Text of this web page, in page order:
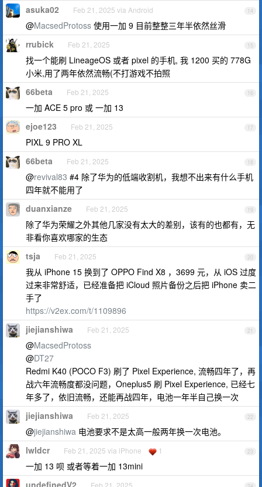
14
asuka02 Feb 21, 2025 via Android
@MacsedProtoss 使用一加 9 目前整整三年半依然丝滑
15
rrubick Feb 21, 2025
找一个能刷 LineageOS 或者 pixel 的手机, 我 1200 买的 778G
小米,用了两年依然流畅(不打游戏不拍照
16
66beta Feb 21, 2025
一加 ACE 5 pro 或 一加 13
17
ejoe123 Feb 21, 2025
PIXL 9 PRO XL
18
66beta Feb 21, 2025
@revival83 #4 除了华为的低端收割机，我想不出来有什么手机
四年就不能用了
19
duanxianze Feb 21, 2025
除了华为荣耀之外其他几家没有太大的差别，该有的也都有，无
非看你喜欢哪家的生态
20
tsja Feb 21, 2025
我从 iPhone 15 换到了 OPPO Find X8 ，3699 元，从 iOS 过度
过来非常舒适，已经准备把 iCloud 照片备份之后把 iPhone 卖二
手了
https://v2ex.com/t/1109896
21
jiejianshiwa Feb 21, 2025
@MacsedProtoss
@DT27
Redmi K40 (POCO F3) 刷了 Pixel Experience, 流畅四年了，再
战六年流畅度都没问题，Oneplus5 刷 Pixel Experience, 已经七
年多了，依旧流畅，还能再战四年，电池一年半自己换一次
22
jiejianshiwa Feb 21, 2025
@jiejianshiwa 电池要求不是太高一般两年换一次电池。
23
lwldcr Feb 21, 2025 via iPhone 1
一加 13 呗 或者等着一加 13mini
undefinedV2 Feb 21, 2025